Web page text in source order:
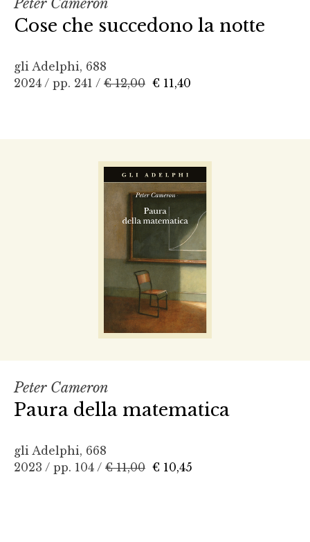
Peter Cameron
Cose che succedono la notte
gli Adelphi, 688
2024 / pp. 241 / € 12,00 € 11,40
Peter Cameron
Paura della matematica
gli Adelphi, 668
2023 / pp. 104 / € 11,00 € 10,45